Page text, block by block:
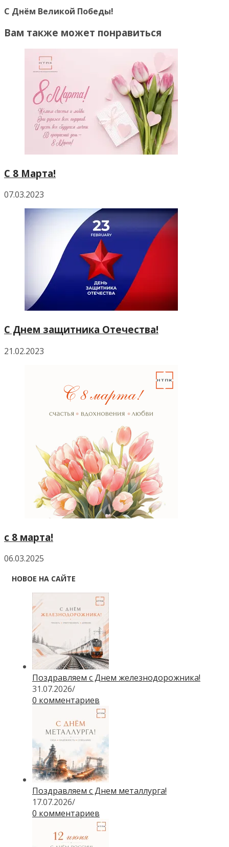
С Днём Великой Победы!
Вам также может понравиться
С 8 Марта!
07.03.2023
C Днем защитника Отечества!
21.02.2023
c 8 марта!
06.03.2025
НОВОЕ НА САЙТЕ
Поздравляем с Днем железнодорожника!
31.07.2026/
0 комментариев
Поздравляем с Днем металлурга!
17.07.2026/
0 комментариев